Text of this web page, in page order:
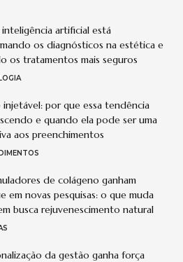
artificial está
os diagnósticos na estética e
os tratamentos mais seguros
injetável: por que essa tendência
e quando ela pode ser uma
aos preenchimentos
de colágeno ganham
em novas pesquisas: o que muda
busca rejuvenescimento natural
da gestão ganha força